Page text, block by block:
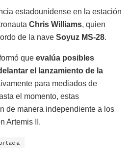
estadounidense en la estación
Chris Williams, quien
de la nave Soyuz MS-28.
que evalúa posibles
el lanzamiento de la
para mediados de
el momento, estas
de manera independiente a los
Artemis II.